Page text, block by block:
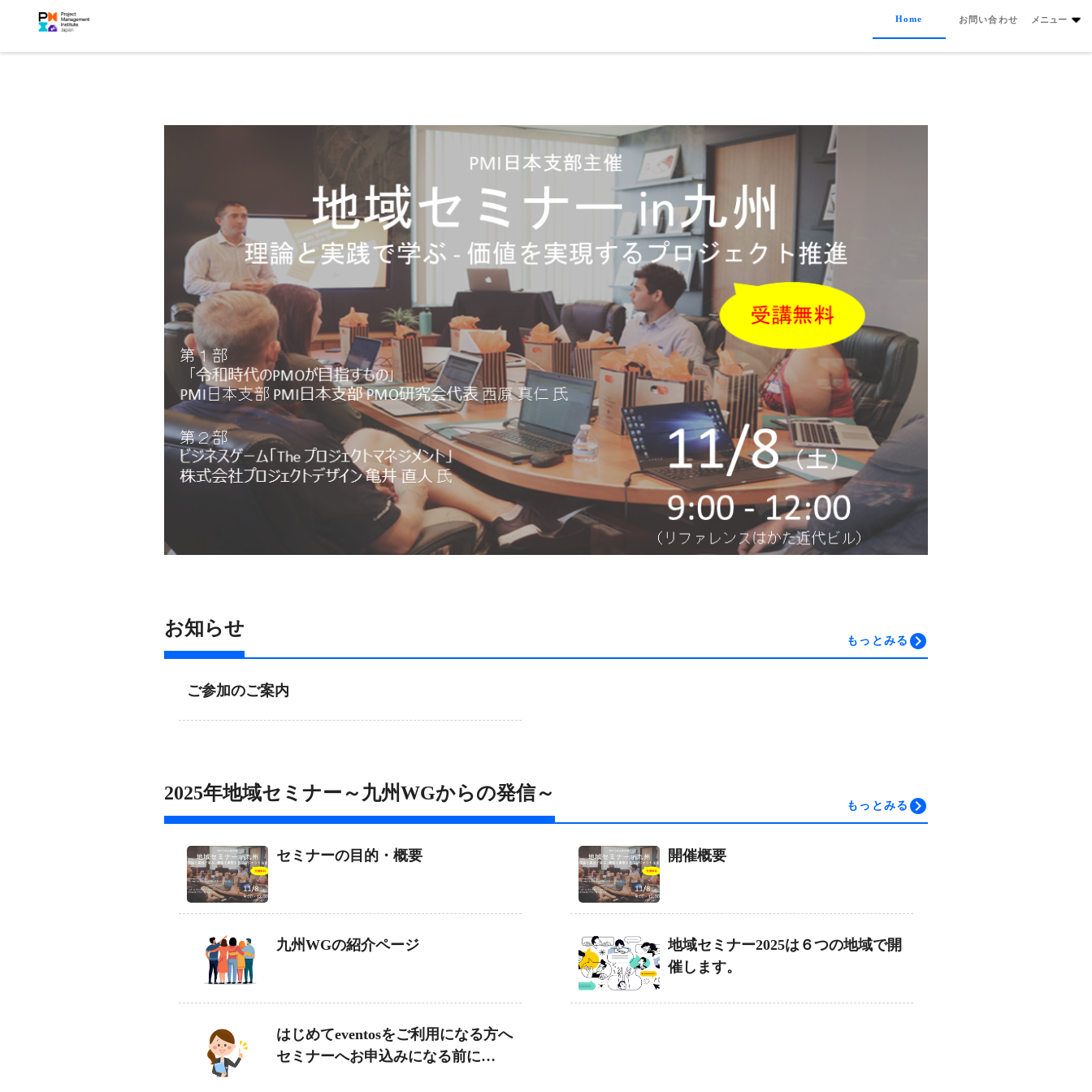
Home お問い合わせ メニュー
お知らせ
もっとみる
ご参加のご案内
2025年地域セミナー～九州WGからの発信～
もっとみる
セミナーの目的・概要 開催概要
九州WGの紹介ページ
地域セミナー2025は６つの地域で開
催します。
はじめてeventosをご利用になる方へ
セミナーへお申込みになる前に